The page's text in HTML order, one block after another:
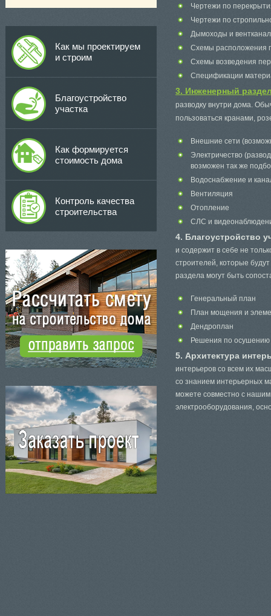
Как мы проектируем
и строим
Благоустройство
участка
Как формируется
стоимость дома
Контроль качества
строительства
Чертежи по
Чертежи по
Дымоходы и
Схемы расположения
Схемы возведения
Спецификации
3. Инженерный
разводку внутри дома.
пользоваться кранами,
Внешние сети
Электричество
возможен так же
Водоснабжение и
Вентиляция
Отопление
СЛС и
4. Благоустройство
и содержит в себе не
строителей, которые
раздела могут быть
Генеральный план
План мощения и
Дендроплан
Решения по осушению
5. Архитектура
интерьеров со всем их
со знанием интерьерных
можете совместно с
электрооборудования,